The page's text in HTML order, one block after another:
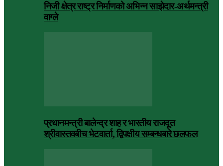
निजी क्षेत्र राष्ट्र निर्माणको अभिन्न साझेदार-अर्थमन्त्री
वाग्ले
प्रधानमन्त्री बालेन्द्र शाह र भारतीय राजदूत
श्रीवास्तवबीच भेटवार्ता, द्विपक्षीय सम्बन्धबारे छलफल